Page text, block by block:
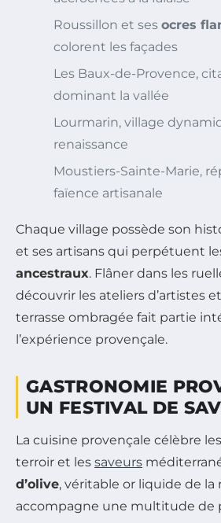
Roussillon et ses ocres
colorent les façades
Les Baux-de-Provence,
dominant la vallée
Lourmarin, village
renaissance
Moustiers-Sainte-Marie,
faïence artisanale
Chaque village possède son
et ses artisans qui perpétuent
ancestraux. Flâner dans les
découvrir les ateliers d’artistes
terrasse ombragée fait partie
l’expérience provençale.
GASTRONOMIE
UN FESTIVAL DE
La cuisine provençale célèbre
terroir et les saveurs
d’olive, véritable or liquide de la
accompagne une multitude de